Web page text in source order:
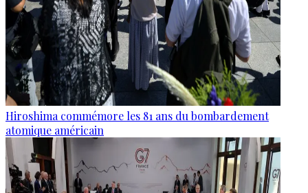
Hiroshima commémore les 81 ans du bombardement
atomique américain